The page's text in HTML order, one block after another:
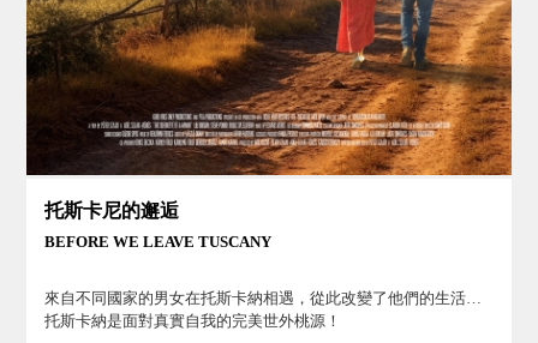
托斯卡尼的邂逅
BEFORE WE LEAVE TUSCANY
來自不同國家的男女在托斯卡納相遇，從此改變了他們的生活…
托斯卡納是面對真實自我的完美世外桃源！